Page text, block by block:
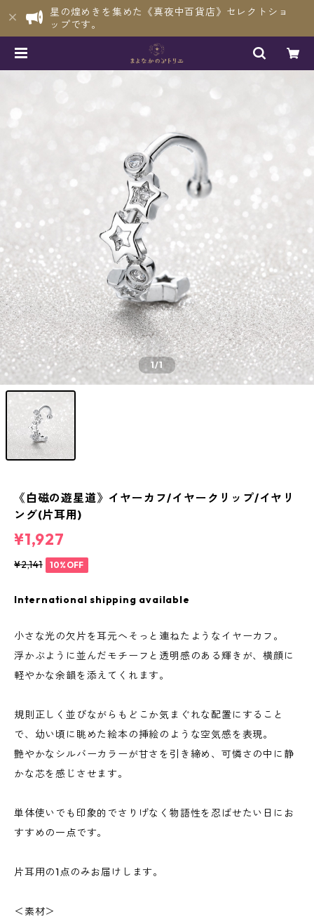
星の煌めきを集めた《真夜中百貨店》セレクトショ
ップです。
1/1
《白磁の遊星道》イヤーカフ/イヤークリップ/イヤリ
ング(片耳用)
¥1,927
¥2,141 10%OFF
International shipping available
小さな光の欠片を耳元へそっと連ねたようなイヤーカフ。
浮かぶように並んだモチーフと透明感のある輝きが、横顔に
軽やかな余韻を添えてくれます。
規則正しく並びながらもどこか気まぐれな配置にすること
で、幼い頃に眺めた絵本の挿絵のような空気感を表現。
艶やかなシルバーカラーが甘さを引き締め、可憐さの中に静
かな芯を感じさせます。
単体使いでも印象的でさりげなく物語性を忍ばせたい日にお
すすめの一点です。
片耳用の1点のみお届けします。
＜素材＞